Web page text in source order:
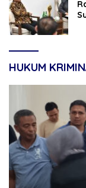
HUKUM